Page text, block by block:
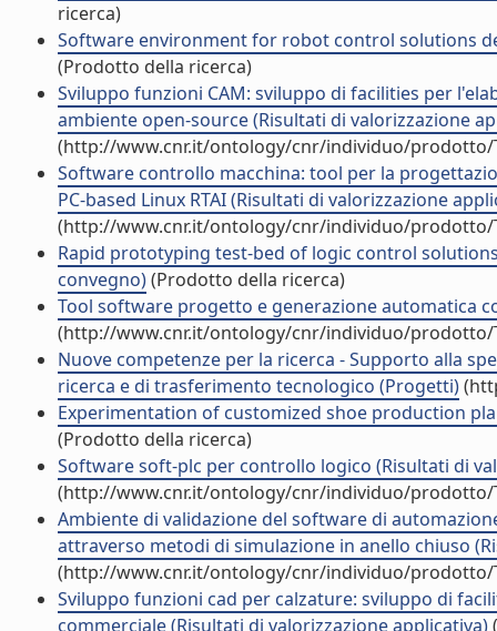
ricerca)
Software environment for robot control solutions
(Prodotto della ricerca)
Sviluppo funzioni CAM: sviluppo di facilities per
ambiente open-source (Risultati di valorizzazione
(http://www.cnr.it/ontology/cnr/individuo/prodotto/
Software controllo macchina: tool per la
PC-based Linux RTAI (Risultati di valorizzazione
(http://www.cnr.it/ontology/cnr/individuo/prodotto/
Rapid prototyping test-bed of logic control
convegno)(Prodotto della ricerca)
Tool software progetto e generazione automatica
(http://www.cnr.it/ontology/cnr/individuo/prodotto/
Nuove competenze per la ricerca - Supporto alla
ricerca e di trasferimento tecnologico (Progetti)
Experimentation of customized shoe production
(Prodotto della ricerca)
Software soft-plc per controllo logico (Risultati di
(http://www.cnr.it/ontology/cnr/individuo/prodotto/
Ambiente di validazione del software di
attraverso metodi di simulazione in anello chiuso
(http://www.cnr.it/ontology/cnr/individuo/prodotto/
Sviluppo funzioni cad per calzature: sviluppo di
commerciale (Risultati di valorizzazione applicativa)